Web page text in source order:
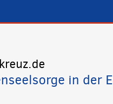
in der